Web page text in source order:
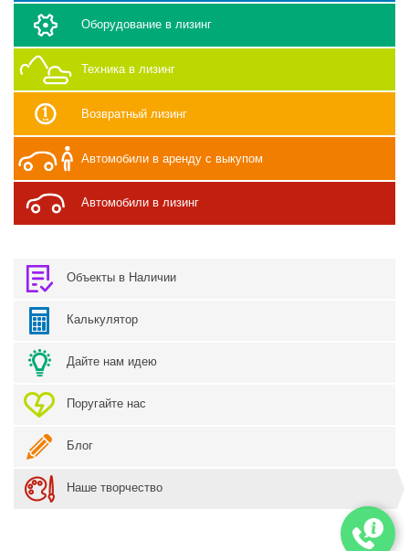
Оборудование в лизинг
Техника в лизинг
Возвратный лизинг
Автомобили в аренду с выкупом
Автомобили в лизинг
Объекты в Наличии
Калькулятор
Дайте нам идею
Поругайте нас
Блог
Наше творчество